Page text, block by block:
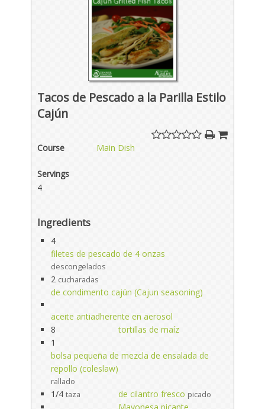
Tacos de Pescado a la Parilla Estilo
Cajún
Course Main Dish
Servings
4
Ingredients
4
filetes de pescado de 4 onzas
descongelados
2 cucharadas
de condimento cajún (Cajun seasoning)
aceite antiadherente en aerosol
8
tortillas de maíz
1
bolsa pequeña de mezcla de ensalada de
repollo (coleslaw)
rallado
1/4 taza de cilantro fresco picado